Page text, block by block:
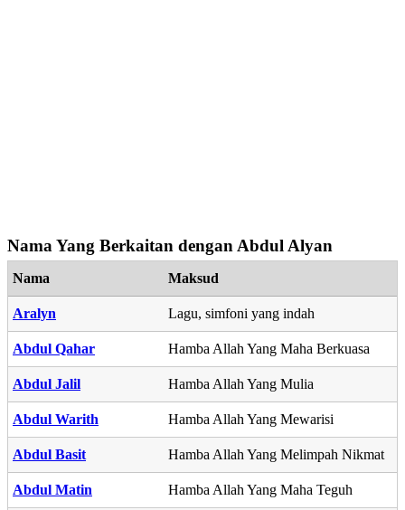
Nama Yang Berkaitan dengan Abdul Alyan
Nama Maksud
Aralyn Lagu, simfoni yang indah
Abdul Qahar Hamba Allah Yang Maha Berkuasa
Abdul Jalil Hamba Allah Yang Mulia
Abdul Warith Hamba Allah Yang Mewarisi
Abdul Basit Hamba Allah Yang Melimpah Nikmat
Abdul Matin Hamba Allah Yang Maha Teguh